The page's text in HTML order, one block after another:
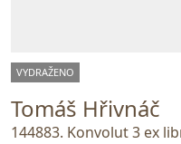
VYDRAŽENO
Tomáš Hřivnáč
144883. Konvolut 3 ex